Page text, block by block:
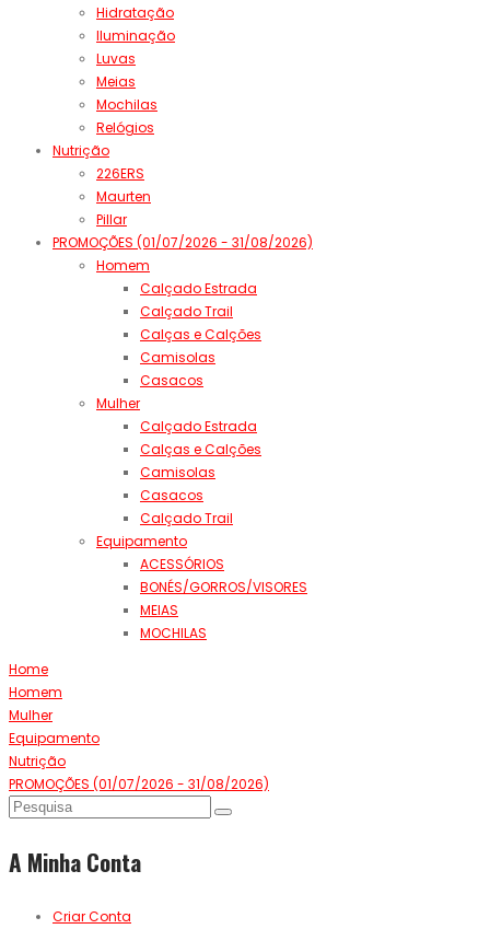
Hidratação
Iluminação
Luvas
Meias
Mochilas
Relógios
Nutrição
226ERS
Maurten
Pillar
PROMOÇÕES (01/07/2026 - 31/08/2026)
Homem
Calçado Estrada
Calçado Trail
Calças e Calções
Camisolas
Casacos
Mulher
Calçado Estrada
Calças e Calções
Camisolas
Casacos
Calçado Trail
Equipamento
ACESSÓRIOS
BONÉS/GORROS/VISORES
MEIAS
MOCHILAS
Home
Homem
Mulher
Equipamento
Nutrição
PROMOÇÕES (01/07/2026 - 31/08/2026)
A Minha Conta
Criar Conta